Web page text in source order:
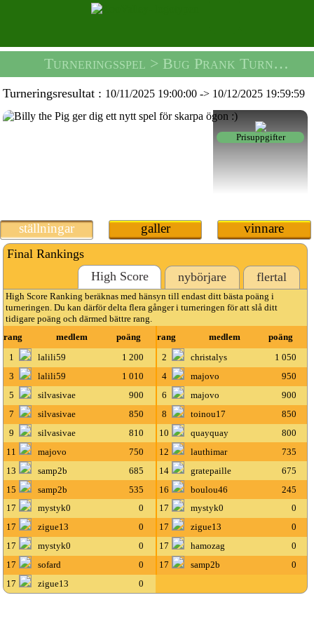
Turneringsspel > Bug Prank Turnering -
Turneringsresultat : 10/11/2025 19:00:00 -> 10/12/2025 19:59:59
Prisuppgifter
ställningar galler vinnare
Final Rankings
High Score
nybörjare flertal
High Score Ranking beräknas med hänsyn till endast ditt bästa poäng i
turneringen. Du kan därför delta flera gånger i turneringen för att slå ditt
tidigare poäng och därmed bättre rang.
rang
medlem poäng rang medlem
poäng
1
lalili59 1 200 2 christalys
1 050
3
lalili59 1 010 4 majovo
950
5
silvasivae 900 6 majovo
900
7
silvasivae 850 8 toinou17
850
9
silvasivae 810 10 quayquay
800
11
majovo 750 12 lauthimar
735
13
samp2b 685 14 gratepaille
675
15
samp2b 535 16 boulou46
245
17
mystyk0 0 17 mystyk0
0
17
zigue13 0 17 zigue13
0
17
mystyk0 0 17 hamozag
0
17
sofard 0 17 samp2b
0
17
zigue13 0